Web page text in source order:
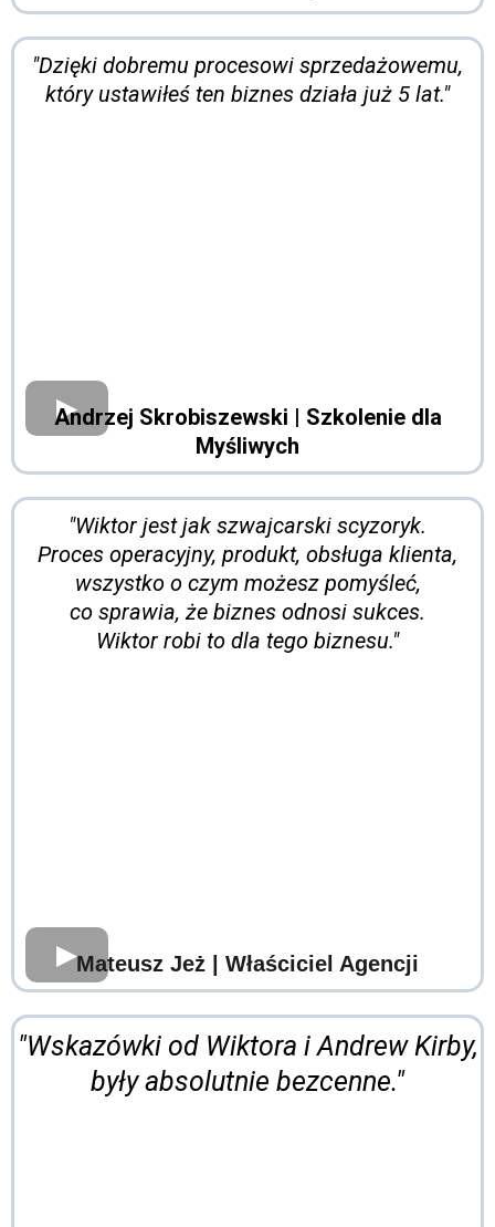
"Dzięki dobremu procesowi sprzedażowemu,
który ustawiłeś ten biznes działa już 5 lat."
Andrzej Skrobiszewski | Szkolenie dla
Myśliwych
"Wiktor jest jak szwajcarski scyzoryk.
Proces operacyjny, produkt, obsługa klienta,
wszystko o czym możesz pomyśleć,
co sprawia, że biznes odnosi sukces.
Wiktor robi to dla tego biznesu."
Mateusz Jeż | Właściciel Agencji
"Wskazówki od Wiktora i Andrew Kirby,
były absolutnie bezcenne."